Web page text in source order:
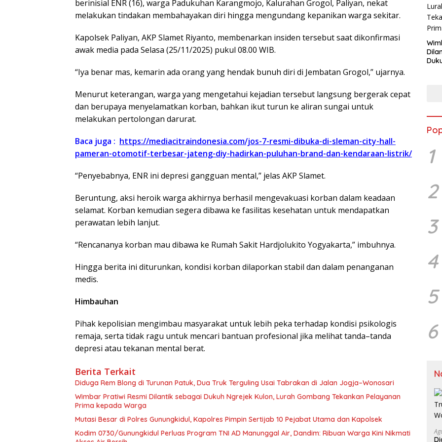
berinisial ENR (16), warga Padukuhan Karangmojo, Kalurahan Grogol, Paliyan, nekat
melakukan tindakan membahayakan diri hingga mengundang kepanikan warga sekitar.
Kapolsek Paliyan, AKP Slamet Riyanto, membenarkan insiden tersebut saat dikonfirmasi
awak media pada Selasa (25/11/2025) pukul 08.00 WIB.
“Iya benar mas, kemarin ada orang yang hendak bunuh diri di Jembatan Grogol,” ujarnya.
Menurut keterangan, warga yang mengetahui kejadian tersebut langsung bergerak cepat
dan berupaya menyelamatkan korban, bahkan ikut turun ke aliran sungai untuk
melakukan pertolongan darurat.
Baca juga : https://mediacitraindonesia.com/jos-7-resmi-dibuka-di-sleman-city-hall-
pameran-otomotif-terbesar-jateng-diy-hadirkan-puluhan-brand-dan-kendaraan-listrik/
“Penyebabnya, ENR ini depresi gangguan mental,” jelas AKP Slamet.
Beruntung, aksi heroik warga akhirnya berhasil mengevakuasi korban dalam keadaan
selamat. Korban kemudian segera dibawa ke fasilitas kesehatan untuk mendapatkan
perawatan lebih lanjut.
“Rencananya korban mau dibawa ke Rumah Sakit Hardjolukito Yogyakarta,” imbuhnya.
Hingga berita ini diturunkan, kondisi korban dilaporkan stabil dan dalam penanganan
medis.
Himbauhan
Pihak kepolisian mengimbau masyarakat untuk lebih peka terhadap kondisi psikologis
remaja, serta tidak ragu untuk mencari bantuan profesional jika melihat tanda–tanda
depresi atau tekanan mental berat.
Berita Terkait
Diduga Rem Blong di Turunan Patuk, Dua Truk Terguling Usai Tabrakan di Jalan Jogja–Wonosari
Wimbar Pratiwi Resmi Dilantik sebagai Dukuh Ngrejek Kulon, Lurah Gombang Tekankan Pelayanan
Prima kepada Warga
Mutasi Besar di Polres Gunungkidul, Kapolres Pimpin Sertijab 10 Pejabat Utama dan Kapolsek
Kodim 0730/Gunungkidul Perluas Program TNI AD Manunggal Air, Dandim: Ribuan Warga Kini Nikmati
1
2
3
4
5
6